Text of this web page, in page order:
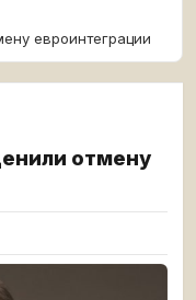
евроинтеграции
отмену